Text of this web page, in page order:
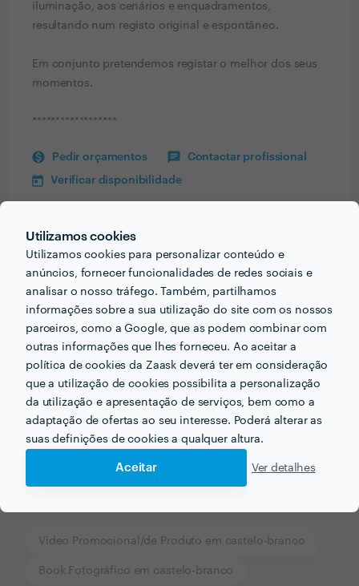
Utilizamos cookies
Utilizamos cookies para personalizar conteúdo e
anúncios, fornecer funcionalidades de redes sociais e
analisar o nosso tráfego. Também, partilhamos
informações sobre a sua utilização do site com os nossos
parceiros, como a Google, que as podem combinar com
outras informações que lhes forneceu. Ao aceitar a
política de cookies da Zaask deverá ter em consideração
que a utilização de cookies possibilita a personalização
da utilização e apresentação de serviços, bem como a
adaptação de ofertas ao seu interesse. Poderá alterar as
suas definições de cookies a qualquer altura.
Aceitar Ver detalhes
iluminação, aos cenários e enquadramentos,
resultando num registo original e espontâneo.
Em conjunto pretendemos registar o melhor dos seus
momentos.
******************
Pedir orçamentos Contactar profissional
Verificar disponibilidade
Informação validada
email Endereço de e-mail
Receba várias propostas de profissionais como
SDICREATIVEem poucas horas.
Vídeo Promocional/de Produto em castelo-branco
Book Fotográfico em castelo-branco